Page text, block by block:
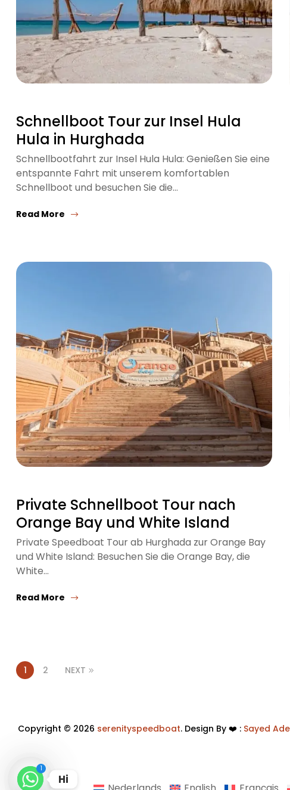
Schnellboot Tour zur Insel Hula
Hula in Hurghada
Schnellbootfahrt zur Insel Hula Hula: Genießen Sie eine
entspannte Fahrt mit unserem komfortablen
Schnellboot und besuchen Sie die…
Read More
Private Schnellboot Tour nach
Orange Bay und White Island
Private Speedboat Tour ab Hurghada zur Orange Bay
und White Island: Besuchen Sie die Orange Bay, die
White…
Read More
1 2 NEXT
Copyright © 2026 serenityspeedboat. Design By ❤️ : Sayed
1
Hi